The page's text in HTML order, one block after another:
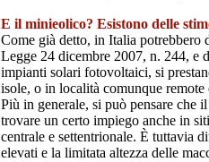
E il minieolico? Esistono delle
Come già detto, in Italia potrebbero
Legge 24 dicembre 2007, n. 244, e
impianti solari fotovoltaici, si
isole, o in località comunque
Più in generale, si può pensare che
trovare un certo impiego anche in
centrale e settentrionale. È tuttavia
elevati e la limitata altezza delle